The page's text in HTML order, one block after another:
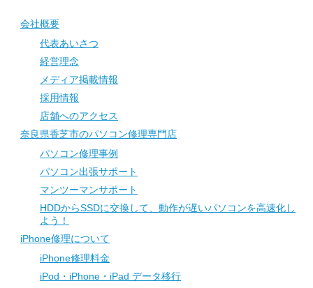
会社概要
代表あいさつ
経営理念
メディア掲載情報
採用情報
店舗へのアクセス
奈良県香芝市のパソコン修理専門店
パソコン修理事例
パソコン出張サポート
マンツーマンサポート
HDDからSSDに交換して、動作が遅いパソコンを高速化し
よう！
iPhone修理について
iPhone修理料金
iPod・iPhone・iPad データ移行